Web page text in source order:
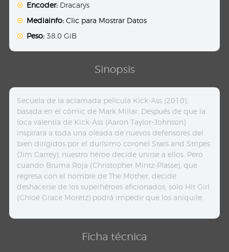
Encoder: Dracarys
Mediainfo: Clic para Mostrar Datos
Peso: 38.0 GiB
Sinopsis
Secuela de la aclamada película Kick-Ass (2010),
basada en el cómic de Mark Millar. Después de que la
loca valentía de Kick-Ass (Aaron Taylor-Johnson)
inspirara a toda una oleada de nuevos defensores del
bien dirigidos por el durísimo coronel Stars and Stripes
(Jim Carrey), nuestro héroe decide unirse a ellos. Pero
cuando Bruma Roja (Christopher Mintz-Plasse), que
regresa con el nombre de The Mother, decide
deshacerse de los superhéroes aficionados, solo Hit Girl
(Chloë Grace Moretz) podrá impedir que los aniquile.
Ficha técnica